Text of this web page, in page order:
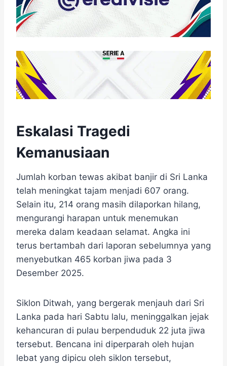
Eskalasi Tragedi
Kemanusiaan
​​Jumlah korban tewas akibat banjir di Sri Lanka
telah meningkat tajam menjadi 607 orang​. ​
Selain itu, 214 orang masih dilaporkan hilang,
mengurangi harapan untuk menemukan
mereka dalam keadaan selamat. ​Angka ini
terus bertambah dari laporan sebelumnya yang
menyebutkan 465 korban jiwa pada 3
Desember 2025.
​Siklon Ditwah, yang bergerak menjauh dari Sri
Lanka pada hari Sabtu lalu, meninggalkan jejak
kehancuran di pulau berpenduduk 22 juta jiwa
tersebut. ​Bencana ini diperparah oleh hujan
lebat yang dipicu oleh siklon tersebut,